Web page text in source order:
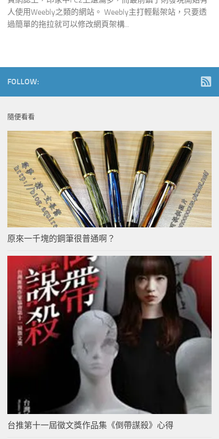
人使用Weebly之類的網站。 Weebly主打輕鬆架站，只要透
過簡單的拖拉就可以修改網頁架構...
FOLLOW:
隨便看看
原來一千塊的鋼筆很普通啊？
台推第十一屆徵文獎作品集《倒帶謀殺》心得